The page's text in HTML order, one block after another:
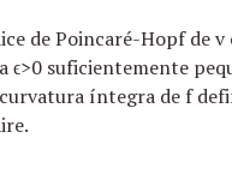
de Poincaré-Hopf de
suficientemente
íntegra de f